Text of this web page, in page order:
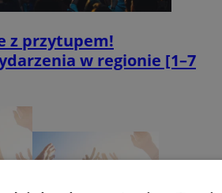
z przytupem!
w regionie [1–7